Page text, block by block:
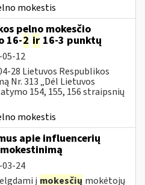
mokestis
pelno mokesčio
16-2 ir 16-3 punktų
05-12
28 Lietuvos Respublikos
Nr. 313 „Dėl Lietuvos
154, 155, 156 straipsnių
mokestis
apie influencerių
03-24
į mokesčių mokėtojų